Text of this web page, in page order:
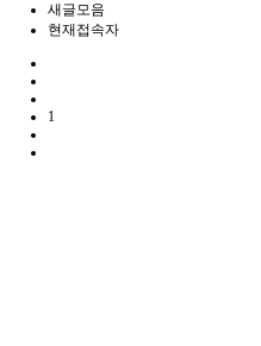
새글모음
현재접속자
1